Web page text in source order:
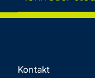
Kon­takt